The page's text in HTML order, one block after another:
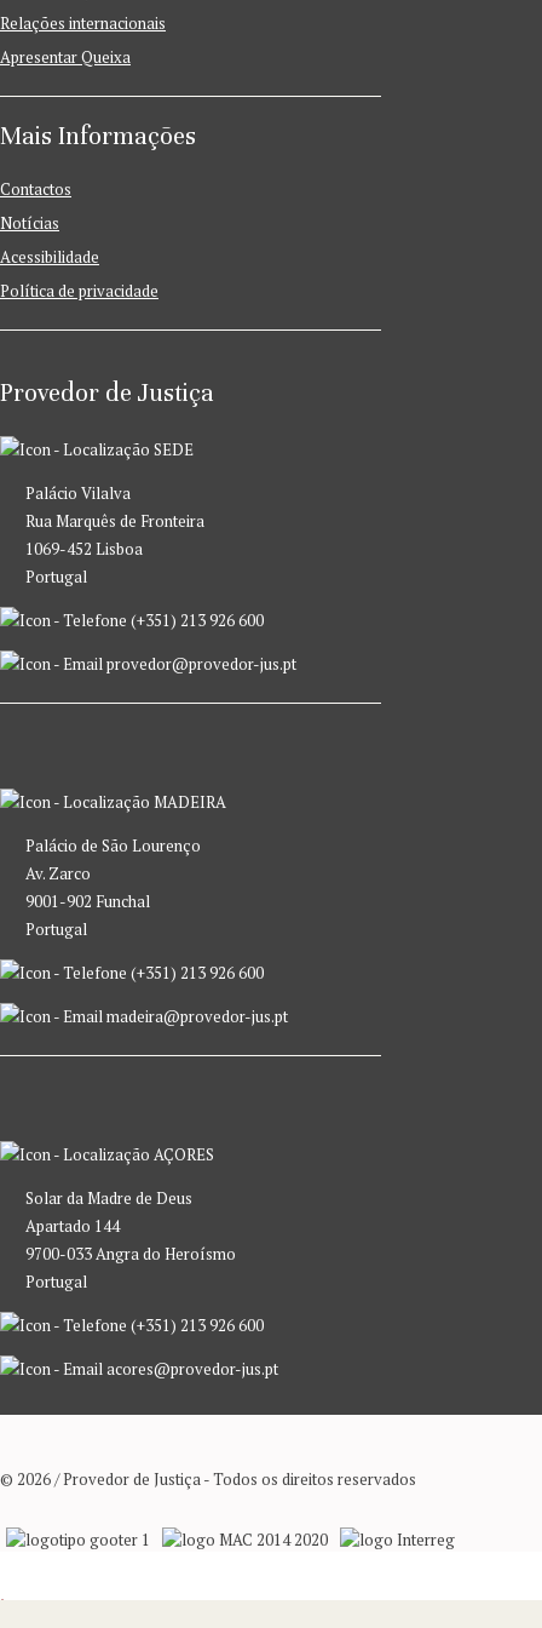
Relações internacionais
Apresentar Queixa
Mais Informações
Contactos
Notícias
Acessibilidade
Política de privacidade
Provedor de Justiça
SEDE
Palácio Vilalva
Rua Marquês de Fronteira
1069-452 Lisboa
Portugal
(+351) 213 926 600
provedor@provedor-jus.pt
MADEIRA
Palácio de São Lourenço
Av. Zarco
9001-902 Funchal
Portugal
(+351) 213 926 600
madeira@provedor-jus.pt
AÇORES
Solar da Madre de Deus
Apartado 144
9700-033 Angra do Heroísmo
Portugal
(+351) 213 926 600
acores@provedor-jus.pt
© 2026 / Provedor de Justiça - Todos os direitos reservados